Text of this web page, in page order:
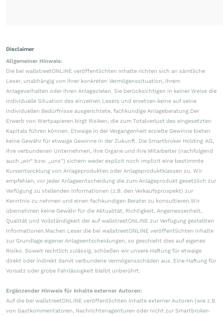
Disclaimer
Allgemeiner Hinweis:
Die bei wallstreetONLINE veröffentlichten Inhalte richten sich an sämtliche
Leser, unabhängig von ihrer konkreten Vermögenssituation, ihrem
Anlageverhalten oder ihren Anlagezielen. Sie berücksichtigen in keiner Weise die
individuelle Situation des einzelnen Lesers und ersetzen keine auf seine
individuellen Bedürfnisse ausgerichtete, fachkundige Anlageberatung.Der
Erwerb von Wertpapieren birgt Risiken, die zum Totalverlust des eingesetzten
Kapitals führen können. Etwaige in der Vergangenheit erzielte Gewinne bieten
keine Gewähr für etwaige Gewinne in der Zukunft. Die Smartbroker Holding AG,
ihre verbundenen Unternehmen, ihre Organe und ihre Mitarbeiter (nachfolgend
auch „wir“ bzw. „uns“) sichern weder explizit noch implizit eine bestimmte
Kursentwicklung von Anlageprodukten oder Anlageproduktklassen zu. Wir
empfehlen, vor jeder Anlageentscheidung die zum Anlageprodukt gesetzlich zur
Verfügung zu stellenden Informationen (z.B. den Verkaufsprospekt) zur
Kenntnis zu nehmen und einen fachkundigen Berater zu konsultieren.Wir
übernehmen keine Gewähr für die Aktualität, Richtigkeit, Angemessenheit,
Qualität und Vollständigkeit der auf wallstreetONLINE zur Verfügung gestellten
Informationen.Machen Leser die bei wallstreetONLINE veröffentlichten Inhalte
zur Grundlage eigener Anlageentscheidungen, so geschieht dies auf eigenes
Risiko. Soweit rechtlich zulässig, schließen wir unsere Haftung für etwaige
direkt oder indirekt damit verbundene Vermögensschäden aus. Eine Haftung für
Vorsatz oder grobe Fahrlässigkeit bleibt unberührt.
Ergänzender Hinweis für Inhalte externer Autoren:
Auf die bei wallstreetONLINE veröffentlichten Inhalte externer Autoren (wie z.B.
von Gastkommentatoren, Nachrichtenagenturen oder nicht zur Smartbroker-